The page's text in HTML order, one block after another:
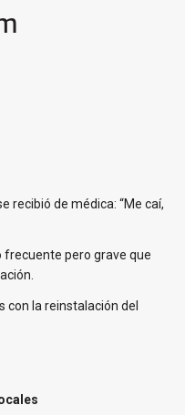
recibió de médica: “Me caí,
frecuente pero grave que
con la reinstalación del